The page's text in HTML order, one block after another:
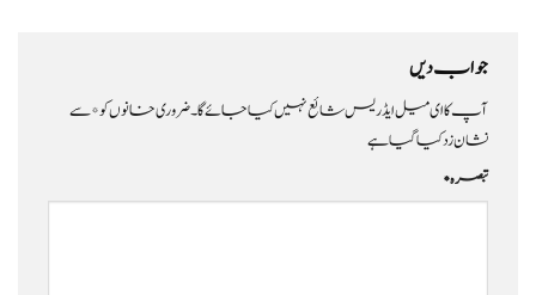
جواب دیں
آپ کا ای میل ایڈریس شائع نہیں کیا جائے گا۔ضروری خانوں کو*سے
نشان زد کیا گیا ہے
تبصرہ*